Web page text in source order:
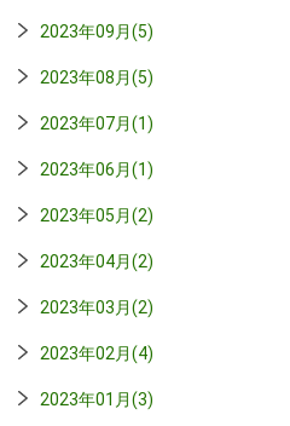
2023年09月(5)
2023年08月(5)
2023年07月(1)
2023年06月(1)
2023年05月(2)
2023年04月(2)
2023年03月(2)
2023年02月(4)
2023年01月(3)